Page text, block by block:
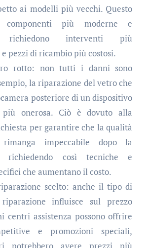
ai modelli più vecchi. Questo
più moderne e
richiedono interventi più
pezzi di ricambio più costosi.
rotto: non tutti i danni sono
la riparazione del vetro che
posteriore di un dispositivo
più onerosa. Ciò è dovuto alla
per garantire che la qualità
impeccabile dopo la
richiedendo così tecniche e
che aumentano il costo.
scelto: anche il tipo di
influisce sul prezzo
centri assistenza possono offrire
e promozioni speciali,
potrebbero avere prezzi più